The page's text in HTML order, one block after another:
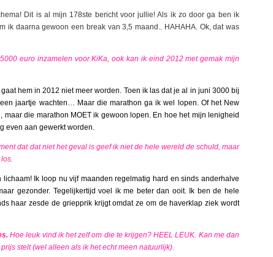
Dit is al mijn 178ste bericht voor jullie! Als ik zo door ga ben ik
ik daarna gewoon een break van 3,5 maand.. HAHAHA. Ok, dat was
euro inzamelen voor KiKa, ook kan ik eind 2012 met gemak mijn
hem in 2012 niet meer worden. Toen ik las dat je al in juni 3000 bij
jaartje wachten… Maar die marathon ga ik wel lopen. Of het New
die marathon MOET ik gewoon lopen. En hoe het mijn lenigheid
even aan gewerkt worden.
dat dat niet het geval is geef ik niet de hele wereld de schuld, maar
Ik loop nu vijf maanden regelmatig hard en sinds anderhalve
gezonder. Tegelijkertijd voel ik me beter dan ooit. Ik ben de hele
haar zesde de griepprik krijgt omdat ze om de haverklap ziek wordt
Hoe leuk vind ik het zelf om die te krijgen? HEEL LEUK. Kan me dan
stelt (wel alleen als ik het echt meen natuurlijk).